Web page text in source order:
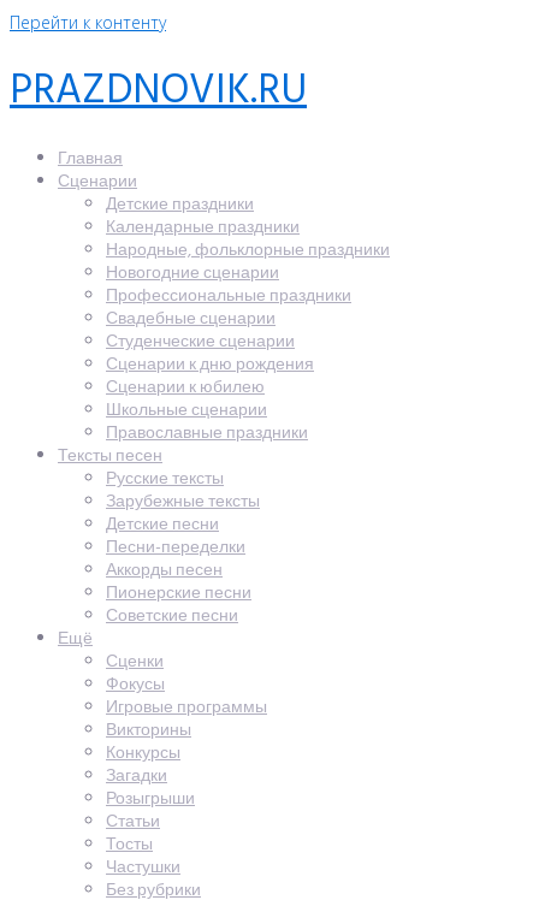
Перейти к контенту
PRAZDNOVIK.RU
Главная
Сценарии
Детские праздники
Календарные праздники
Народные, фольклорные праздники
Новогодние сценарии
Профессиональные праздники
Свадебные сценарии
Студенческие сценарии
Сценарии к дню рождения
Сценарии к юбилею
Школьные сценарии
Православные праздники
Тексты песен
Русские тексты
Зарубежные тексты
Детские песни
Песни-переделки
Аккорды песен
Пионерские песни
Советские песни
Ещё
Сценки
Фокусы
Игровые программы
Викторины
Конкурсы
Загадки
Розыгрыши
Статьи
Тосты
Частушки
Без рубрики